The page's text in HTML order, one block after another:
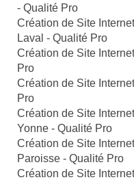
- Qualité Pro
Création de Site
Laval - Qualité Pro
Création de Site
Pro
Création de Site
Pro
Création de Site
Yonne - Qualité Pro
Création de Site
Paroisse - Qualité Pro
Création de Site